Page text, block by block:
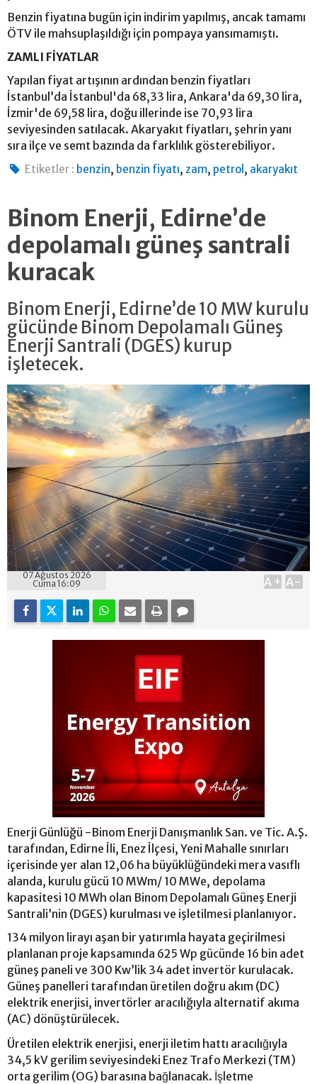
Benzin fiyatına bugün için indirim yapılmış, ancak tamamı
ÖTV ile mahsuplaşıldığı için pompaya yansımamıştı.
ZAMLI FİYATLAR
Yapılan fiyat artışının ardından benzin fiyatları
İstanbul’da İstanbul'da 68,33 lira, Ankara'da 69,30 lira,
İzmir'de 69,58 lira, doğu illerinde ise 70,93 lira
seviyesinden satılacak. Akaryakıt fiyatları, şehrin yanı
sıra ilçe ve semt bazında da farklılık gösterebiliyor.
Etiketler : benzin, benzin fiyatı, zam, petrol , akaryakıt
Binom Enerji, Edirne’de
depolamalı güneş santrali
kuracak
Binom Enerji, Edirne’de 10 MW kurulu
gücünde Binom Depolamalı Güneş
Enerji Santrali (DGES) kurup
işletecek.
07 Ağustos 2026
Cuma 16:09
A+ A-
Enerji Günlüğü -Binom Enerji Danışmanlık San. ve Tic. A.Ş.
tarafından, Edirne İli, Enez İlçesi, Yeni Mahalle sınırları
içerisinde yer alan 12,06 ha büyüklüğündeki mera vasıflı
alanda, kurulu gücü 10 MWm/ 10 MWe, depolama
kapasitesi 10 MWh olan Binom Depolamalı Güneş Enerji
Santrali’nin (DGES) kurulması ve işletilmesi planlanıyor.
134 milyon lirayı aşan bir yatırımla hayata geçirilmesi
planlanan proje kapsamında 625 Wp gücünde 16 bin adet
güneş paneli ve 300 Kw’lik 34 adet invertör kurulacak.
Güneş panelleri tarafından üretilen doğru akım (DC)
elektrik enerjisi, invertörler aracılığıyla alternatif akıma
(AC) dönüştürülecek.
Üretilen elektrik enerjisi, enerji iletim hattı aracılığıyla
34,5 kV gerilim seviyesindeki Enez Trafo Merkezi (TM)
orta gerilim (OG) barasına bağlanacak. İşletme